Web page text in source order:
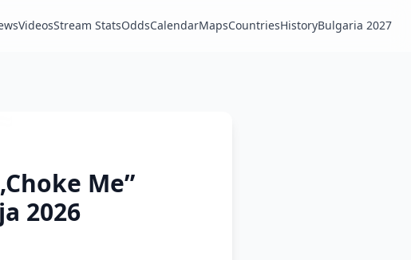
VideosStream StatsOddsCalendarMapsCountriesHistoryBulgaria 2027
Me”
2026